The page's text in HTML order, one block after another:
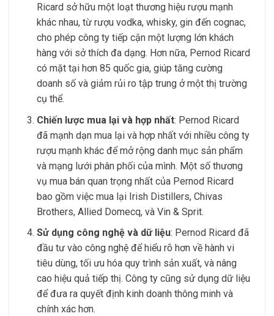
Ricard sở hữu một loạt thương hiệu rượu mạnh
khác nhau, từ rượu vodka, whisky, gin đến cognac,
cho phép công ty tiếp cận một lượng lớn khách
hàng với sở thích đa dạng. Hơn nữa, Pernod Ricard
có mặt tại hơn 85 quốc gia, giúp tăng cường
doanh số và giảm rủi ro tập trung ở một thị trường
cụ thể.
Chiến lược mua lại và hợp nhất: Pernod Ricard
đã mạnh dạn mua lại và hợp nhất với nhiều công ty
rượu mạnh khác để mở rộng danh mục sản phẩm
và mạng lưới phân phối của mình. Một số thương
vụ mua bán quan trọng nhất của Pernod Ricard
bao gồm việc mua lại Irish Distillers, Chivas
Brothers, Allied Domecq, và Vin & Sprit.
Sử dụng công nghệ và dữ liệu: Pernod Ricard đã
đầu tư vào công nghệ để hiểu rõ hơn về hành vi
tiêu dùng, tối ưu hóa quy trình sản xuất, và nâng
cao hiệu quả tiếp thị. Công ty cũng sử dụng dữ liệu
để đưa ra quyết định kinh doanh thông minh và
chính xác hơn.